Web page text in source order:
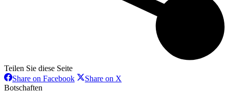
Teilen Sie diese Seite
Share on FacebookShareShare on X
Botschaften